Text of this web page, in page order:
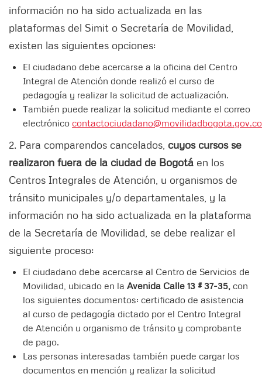
información no ha sido actualizada en las
plataformas del Simit o Secretaría de Movilidad,
existen las siguientes opciones:
El ciudadano debe acercarse a la oficina del Centro
Integral de Atención donde realizó el curso de
pedagogía y realizar la solicitud de actualización.
También puede realizar la solicitud mediante el correo
electrónico contactociudadano@movilidadbogota.gov.co
2. Para comparendos cancelados, cuyos cursos se
realizaron fuera de la ciudad de Bogotá en los
Centros Integrales de Atención, u organismos de
tránsito municipales y/o departamentales, y la
información no ha sido actualizada en la plataforma
de la Secretaría de Movilidad, se debe realizar el
siguiente proceso:
El ciudadano debe acercarse al Centro de Servicios de
Movilidad, ubicado en la Avenida Calle 13 # 37-35, con
los siguientes documentos: certificado de asistencia
al curso de pedagogía dictado por el Centro Integral
de Atención u organismo de tránsito y comprobante
de pago.
Las personas interesadas también puede cargar los
documentos en mención y realizar la solicitud